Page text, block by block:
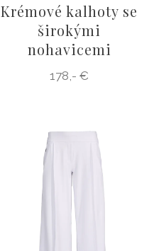
Krémové kalhoty se
širokými
nohavicemi
178,- €